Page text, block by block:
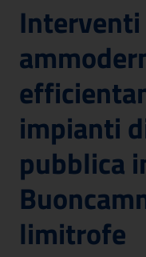
impianti
pubblica
limitrofe